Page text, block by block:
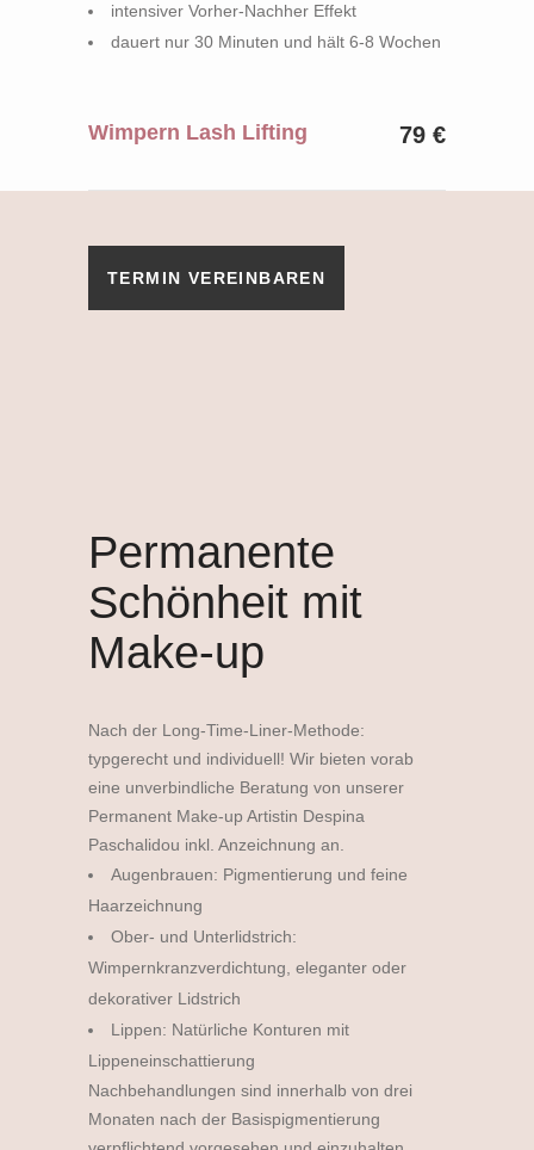
intensiver Vorher-Nachher Effekt
dauert nur 30 Minuten und hält 6-8 Wochen
Wimpern Lash Lifting 79 €
TERMIN VEREINBAREN
Permanente
Schönheit mit
Make-up
Nach der Long-Time-Liner-Methode:
typgerecht und individuell! Wir bieten vorab
eine unverbindliche Beratung von unserer
Permanent Make-up Artistin Despina
Paschalidou inkl. Anzeichnung an.
Augenbrauen: Pigmentierung und feine
Haarzeichnung
Ober- und Unterlidstrich:
Wimpernkranzverdichtung, eleganter oder
dekorativer Lidstrich
Lippen: Natürliche Konturen mit
Lippeneinschattierung
Nachbehandlungen sind innerhalb von drei
Monaten nach der Basispigmentierung